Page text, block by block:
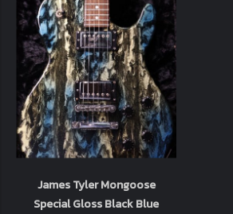
James Tyler Mongoose
Special Gloss Black Blue